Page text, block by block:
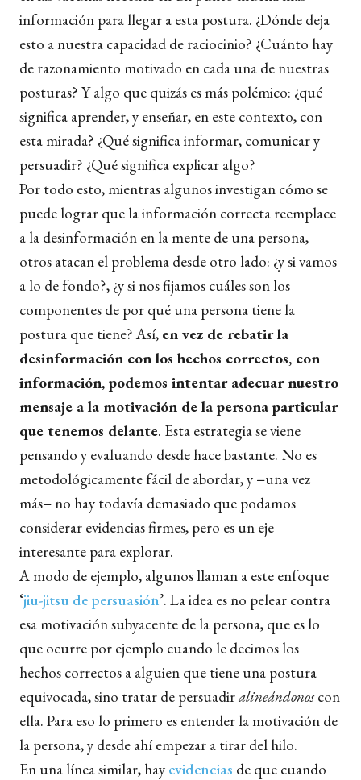
información para llegar a esta postura. ¿Dónde deja
esto a nuestra capacidad de raciocinio? ¿Cuánto hay
de razonamiento motivado en cada una de nuestras
posturas? Y algo que quizás es más polémico: ¿qué
significa aprender, y enseñar, en este contexto, con
esta mirada? ¿Qué significa informar, comunicar y
persuadir? ¿Qué significa explicar algo?
Por todo esto, mientras algunos investigan cómo se
puede lograr que la información correcta reemplace
a la desinformación en la mente de una persona,
otros atacan el problema desde otro lado: ¿y si vamos
a lo de fondo?, ¿y si nos fijamos cuáles son los
componentes de por qué una persona tiene la
postura que tiene? Así, en vez de rebatir la
desinformación con los hechos correctos, con
información, podemos intentar adecuar nuestro
mensaje a la motivación de la persona particular
que tenemos delante. Esta estrategia se viene
pensando y evaluando desde hace bastante. No es
metodológicamente fácil de abordar, y −una vez
más− no hay todavía demasiado que podamos
considerar evidencias firmes, pero es un eje
interesante para explorar.
A modo de ejemplo, algunos llaman a este enfoque
‘jiu-jitsu de persuasión’. La idea es no pelear contra
esa motivación subyacente de la persona, que es lo
que ocurre por ejemplo cuando le decimos los
hechos correctos a alguien que tiene una postura
equivocada, sino tratar de persuadiralineándonoscon
ella. Para eso lo primero es entender la motivación de
la persona, y desde ahí empezar a tirar del hilo.
En una línea similar, hay evidencias de que cuando